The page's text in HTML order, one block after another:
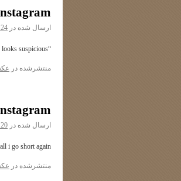
ارسال شده در 24 اکتبر 2015
“We are going to the park. Right? Right? You are NOT taking me to the vet! Answer me!” #lorkazand looks suspicious!
منتشرشده در
ارسال شده در 20 اکتبر 2015
i go short again?
منتشرشده در